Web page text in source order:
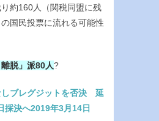
り約160人（関税同盟に残
国民投票に流れる可能性
離脱」派80人?
しブレグジットを否決 延
採決へ2019年3月14日